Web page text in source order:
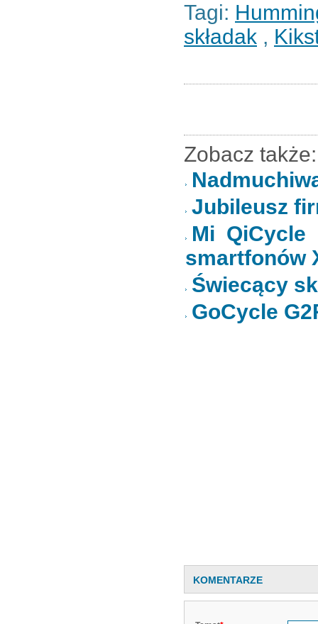
Tagi:
składak ,
Zobacz także:
Jubileusz
Mi QiCycle
smartfonów
Świecący
GoCycle
KOMENTARZE